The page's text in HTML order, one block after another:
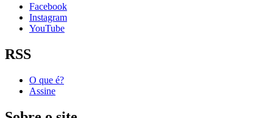
Facebook
Instagram
YouTube
RSS
O que é?
Assine